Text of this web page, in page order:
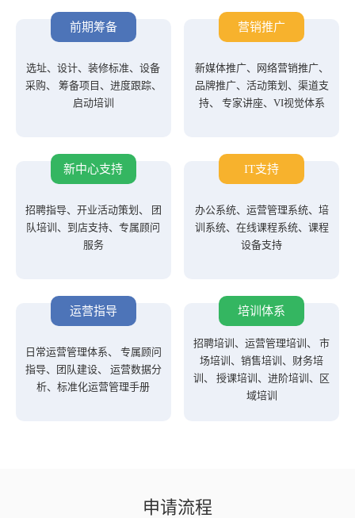
前期筹备
选址、设计、装修标准、设备
采购、 筹备项目、进度跟踪、
启动培训
营销推广
新媒体推广、网络营销推广、
品牌推广、活动策划、渠道支
持、 专家讲座、VI视觉体系
新中心支持
招聘指导、开业活动策划、 团
队培训、到店支持、专属顾问
服务
IT支持
办公系统、运营管理系统、培
训系统、在线课程系统、课程
设备支持
运营指导
日常运营管理体系、 专属顾问
指导、团队建设、 运营数据分
析、标准化运营管理手册
培训体系
招聘培训、运营管理培训、 市
场培训、销售培训、财务培
训、 授课培训、进阶培训、区
域培训
申请流程